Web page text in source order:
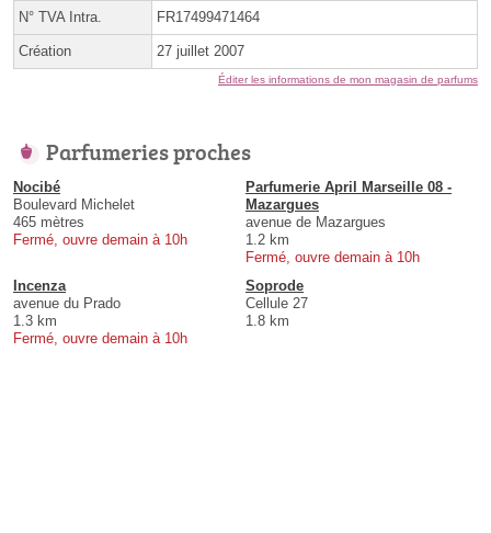
N° TVA Intra. FR17499471464
Création 27 juillet 2007
Éditer les informations de mon magasin de parfums
Parfumeries proches
Nocibé
Boulevard Michelet
465 mètres
Fermé, ouvre demain à 10h
Parfumerie April Marseille 08 -
Mazargues
avenue de Mazargues
1.2 km
Fermé, ouvre demain à 10h
Incenza
avenue du Prado
1.3 km
Fermé, ouvre demain à 10h
Soprode
Cellule 27
1.8 km